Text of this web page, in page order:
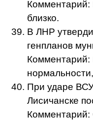
Комментарий:
близко.
В ЛНР
генпланов
Комментарий:
При ударе
Лисичанске
Комментарий: